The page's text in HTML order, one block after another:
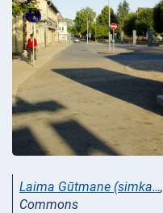
Laima Gūtmane (simka…,
Commons